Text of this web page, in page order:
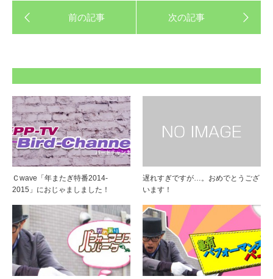
Ｃwave「年またぎ特番2014-
2015」におじゃましました！
遅れすぎですが…。おめでとうござ
います！